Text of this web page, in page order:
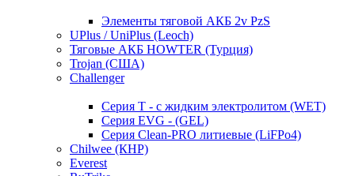
Элементы тяговой АКБ 2v PzS
UPlus / UniPlus (Leoch)
Тяговые АКБ HOWTER (Турция)
Trojan (США)
Challenger
Серия T - с жидким электролитом (WET)
Серия EVG - (GEL)
Серия Clean-PRO литиевые (LiFPo4)
Chilwee (КНР)
Everest